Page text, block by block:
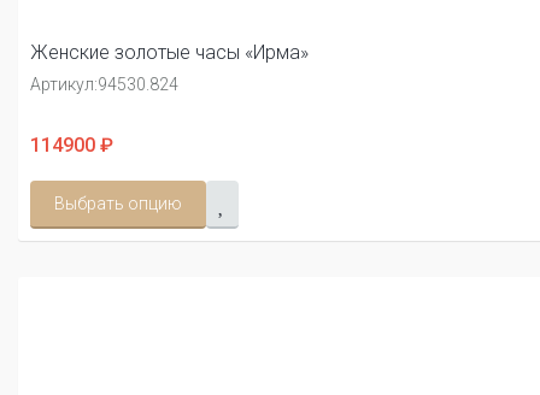
Женские золотые часы «Ирма»
Артикул:94530.824
114900 ₽
Выбрать опцию